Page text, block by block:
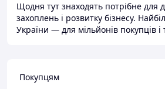
Щодня тут знаходять потрібне для
захоплень і розвитку бізнесу.
України — для мільйонів покупців і
Покупцям